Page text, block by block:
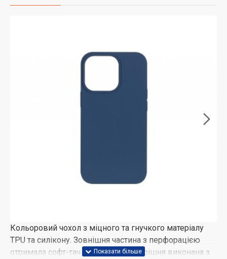
Кольоровий чохол з міцного та гнучкого матеріалу
TPU та силікону. Зовнішня частина з перфорацією
отримала софт-тач покриття, а внутрішня виконана з